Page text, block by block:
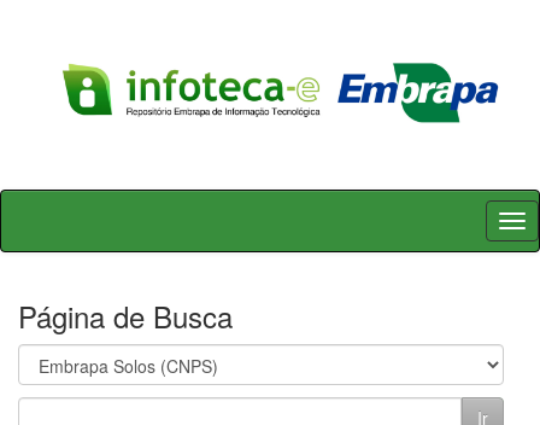
Skip
Página de Busca